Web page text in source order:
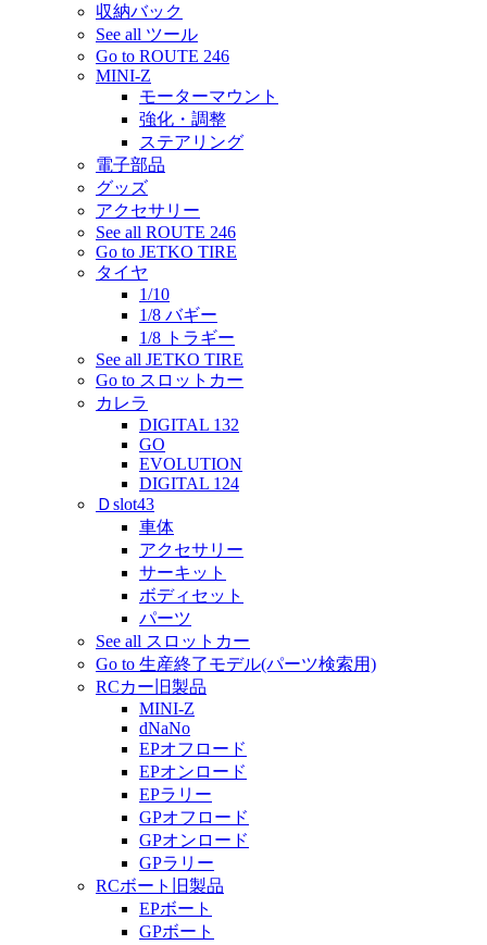
収納バック
See all ツール
Go to ROUTE 246
MINI-Z
モーターマウント
強化・調整
ステアリング
電子部品
グッズ
アクセサリー
See all ROUTE 246
Go to JETKO TIRE
タイヤ
1/10
1/8 バギー
1/8 トラギー
See all JETKO TIRE
Go to スロットカー
カレラ
DIGITAL 132
GO
EVOLUTION
DIGITAL 124
Ｄslot43
車体
アクセサリー
サーキット
ボディセット
パーツ
See all スロットカー
Go to 生産終了モデル(パーツ検索用)
RCカー旧製品
MINI-Z
dNaNo
EPオフロード
EPオンロード
EPラリー
GPオフロード
GPオンロード
GPラリー
RCボート旧製品
EPボート
GPボート